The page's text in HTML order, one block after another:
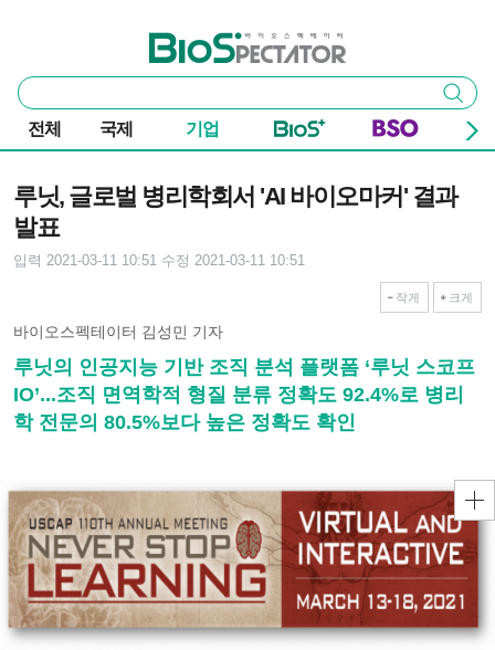
바이오스펙테이터
통
합
검
색
검색
전체 국제 기업
루닛, 글로벌 병리학회서 'AI 바이오마커' 결과
발표
입력 2021-03-11 10:51 수정 2021-03-11 10:51
작게 크게
바이오스펙테이터 김성민 기자
루닛의 인공지능 기반 조직 분석 플랫폼 ‘루닛 스코프
IO’...조직 면역학적 형질 분류 정확도 92.4%로 병리
학 전문의 80.5%보다 높은 정확도 확인